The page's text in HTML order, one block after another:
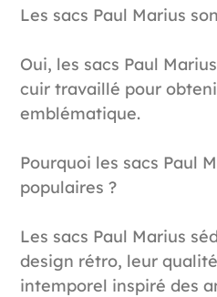
Les sacs Paul Marius
Oui, les sacs Paul
cuir travaillé pour
emblématique.
Pourquoi les sacs Paul
populaires ?
Les sacs Paul Marius
design rétro, leur
intemporel inspiré des